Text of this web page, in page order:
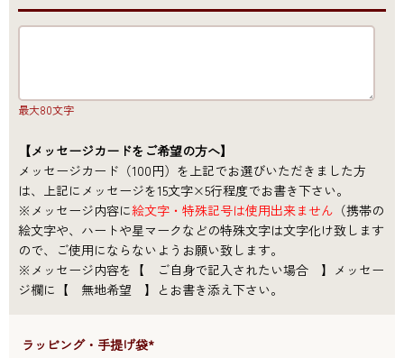
最大80文字
【メッセージカードをご希望の方へ】
メッセージカード（100円）を上記でお選びいただきました方
は、上記にメッセージを15文字×5行程度でお書き下さい。
※メッセージ内容に絵文字・特殊記号は使用出来ません （携帯の
絵文字や、ハートや星マークなどの特殊文字は文字化け致します
ので、ご使用にならないようお願い致します。
※メッセージ内容を【 ご自身で記入されたい場合 】メッセー
ジ欄に【 無地希望 】とお書き添え下さい。
●ラッピング・手提げ袋*